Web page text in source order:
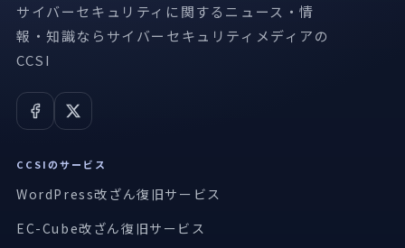
サイバーセキュリティに関するニュース・情
報・知識ならサイバーセキュリティメディアの
CCSI
CCSIのサービス
WordPress改ざん復旧サービス
EC-Cube改ざん復旧サービス